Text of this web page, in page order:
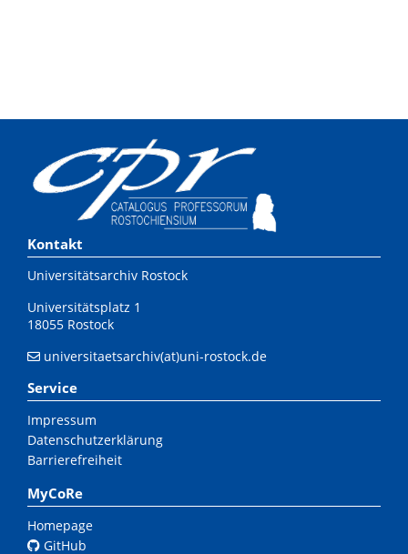
Kontakt
Universitätsarchiv Rostock
Universitätsplatz 1
18055 Rostock
universitaetsarchiv(at)uni-rostock.de
Service
Impressum
Datenschutzerklärung
Barrierefreiheit
MyCoRe
Homepage
GitHub